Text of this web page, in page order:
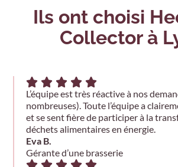
Ils ont choisi
Collector à
L’équipe est très réactive à nos
nombreuses). Toute l’équipe a
et se sent fière de participer à la
déchets alimentaires en énergie.
Eva B.
Gérante d’une brasserie